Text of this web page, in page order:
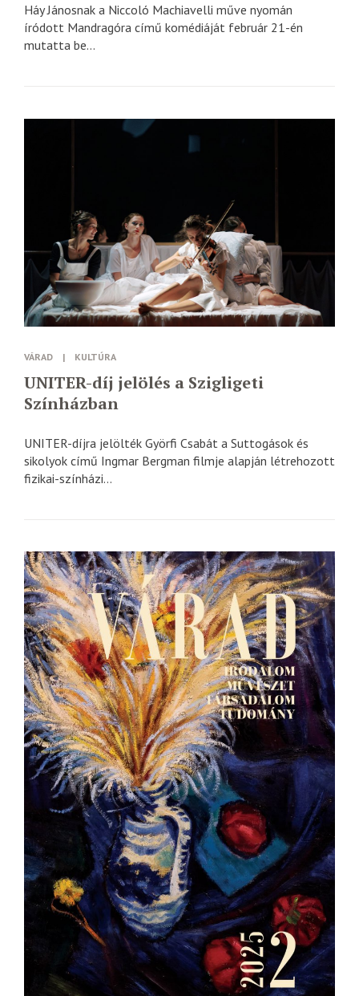
Háy Jánosnak a Niccoló Machiavelli műve nyomán
íródott Mandragóra című komédiáját február 21-én
mutatta be...
VÁRAD | KULTÚRA
UNITER-díj jelölés a Szigligeti
Színházban
UNITER-díjra jelölték Györfi Csabát a Suttogások és
sikolyok című Ingmar Bergman filmje alapján létrehozott
fizikai-színházi...